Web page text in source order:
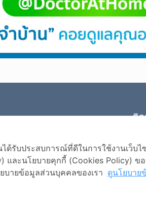
ติด
เ
เพ
บประสบการณ์ที่ดีในการใช้งานเว็บไ
ะนโยบายคุกกี้ (Cookies Policy) ขอ
บายข้อมูลส่วนบุคคลของเรา ดูนโยบาย